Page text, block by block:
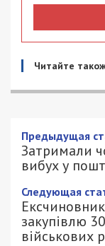
Читайте
Предыдущая
Затримали
вибух у
Следующая
закупівлю
військових